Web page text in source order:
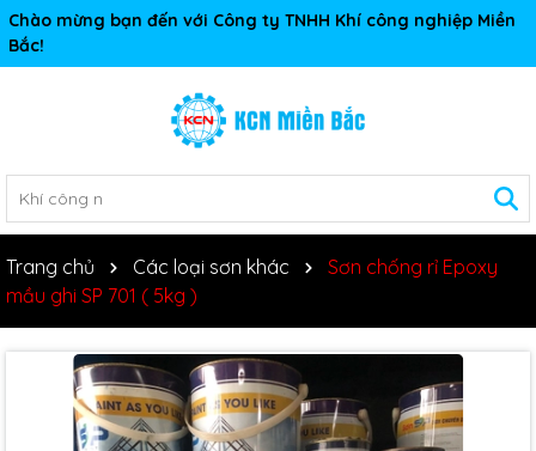
Chào mừng bạn đến với Công ty TNHH Khí công nghiệp Miền
Bắc!
Trang chủ Các loại sơn khác
Sơn chống rỉ Epoxy
mầu ghi SP 701 ( 5kg )